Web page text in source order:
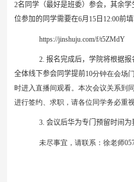
2名同学（最好是班委）参会，其余学
位参加的同学需要在6月 15 日 12:00前
https://jinshuju.com/f/t5ZMdY
2.报名完成后，学院将根据
全体线下参会同学提前10分钟在会场
时进入直播间观看。本次会议关系到
进行签约、求职，请各位同学务必重视
3.会议后华为专门预留时间为
未尽事宜，请联系：徐老师